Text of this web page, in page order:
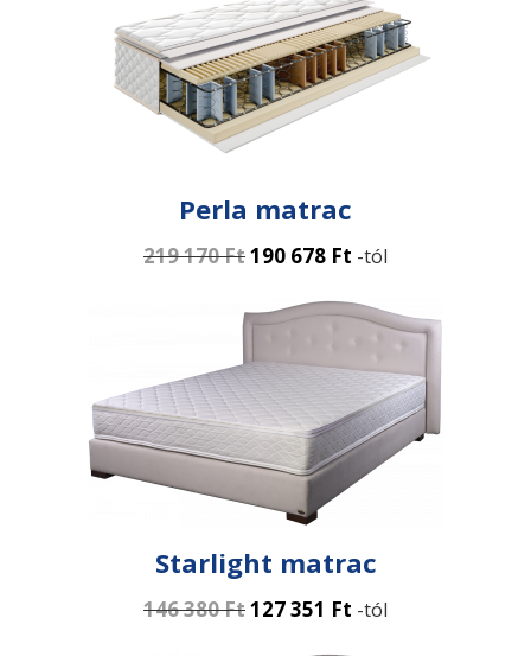
Perla matrac
219 170Ft190 678 Ft -tól
Starlight matrac
146 380Ft127 351 Ft -tól